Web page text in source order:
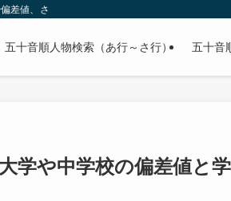
値、さらに政治家やスポーツ選手などの有名人
五十音順人物検索（あ行～さ行） 五十音
学や中学校の偏差値と学